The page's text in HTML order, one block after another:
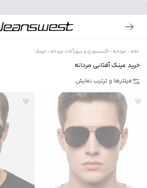
خانه مردانه اکسسوری و زیورآلات مردانه عینک
خرید عینک آفتابی مردانه
فیلترها و ترتیب نمایش